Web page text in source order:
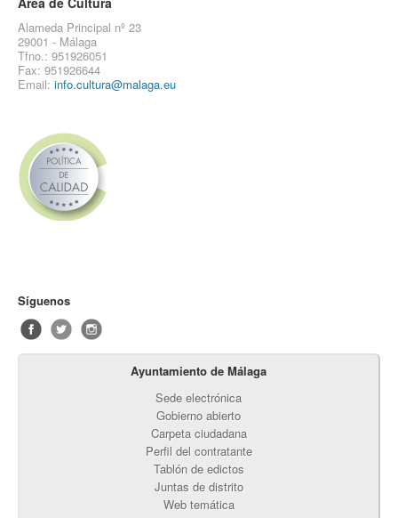
Alameda Principal nº 23
29001 - Málaga
Tfno.: 951926051
Fax: 951926644
Email: info.cultura@malaga.eu
Síguenos
Ayuntamiento de Málaga
Sede electrónica
Gobierno abierto
Carpeta ciudadana
Perfil del contratante
Tablón de edictos
Juntas de distrito
Web temática